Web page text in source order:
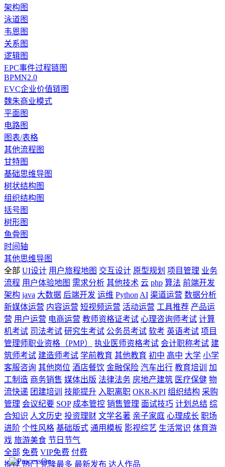
架构图
泳道图
韦恩图
关系图
逻辑图
EPC事件过程链图
BPMN2.0
EVC企业价值链图
魏朱商业模式
平面图
电路图
图表/表格
其他流程图
甘特图
基础思维导图
树状结构图
组织结构图
括号图
树形图
鱼骨图
时间轴
其他思维导图
全部 UI设计 用户旅程地图 交互设计 原型规划 项目管理 业务
流程 用户体验地图 需求分析 其他技术 云 php 算法 前端开发
架构 java 大数据 后端开发 运维 Python AI 渠道运营 数据分析
新媒体运营 内容运营 短视频运营 活动运营 工具推荐 产品运
营 用户运营 电商运营 教师资格证考试 心理咨询师考试 计算
机考试 司法考试 研究生考试 公务员考试 软考 英语考试 项目
管理师职业资格（PMP）
执业医师资格考试 会计职称考试 建
筑师考试 建造师考试 学前教育 其他教育 初中 高中 大学 小学
客服咨询 其他岗位 酒店餐饮 金融保险 汽车出行 教育培训
加
工制造 商务销售 媒体出版 法律法务 房地产建筑 医疗保健 物
流快递 团建培训 技能提升 入职离职 OKR-KPI 组织结构 采购
管理 会议纪要 SOP 成本管控 销售管理 面试技巧 计划总结 综
合知识 人文历史 投资理财 文学名著 亲子家庭 心理成长 职场
进阶 个性风格 基础版式 通用模板 影视综艺 生活常识 体育游
戏 旅游美食 节日节气
全部 免费 VIP免费 付费
推荐 热门 克隆最多 最新发布 达人作品